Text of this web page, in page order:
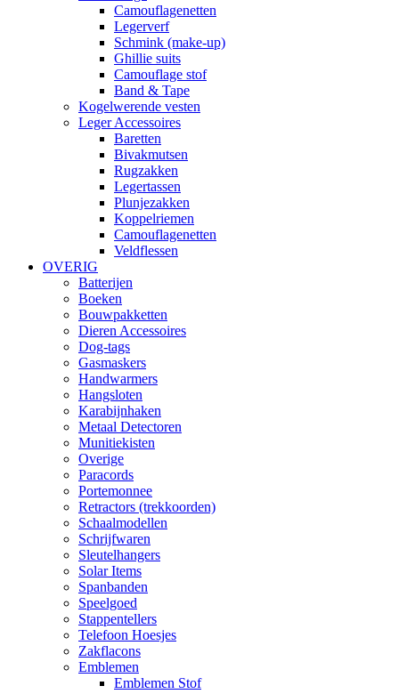
Camouflagenetten
Legerverf
Schmink (make-up)
Ghillie suits
Camouflage stof
Band & Tape
Kogelwerende vesten
Leger Accessoires
Baretten
Bivakmutsen
Rugzakken
Legertassen
Plunjezakken
Koppelriemen
Camouflagenetten
Veldflessen
OVERIG
Batterijen
Boeken
Bouwpakketten
Dieren Accessoires
Dog-tags
Gasmaskers
Handwarmers
Hangsloten
Karabijnhaken
Metaal Detectoren
Munitiekisten
Overige
Paracords
Portemonnee
Retractors (trekkoorden)
Schaalmodellen
Schrijfwaren
Sleutelhangers
Solar Items
Spanbanden
Speelgoed
Stappentellers
Telefoon Hoesjes
Zakflacons
Emblemen
Emblemen Stof